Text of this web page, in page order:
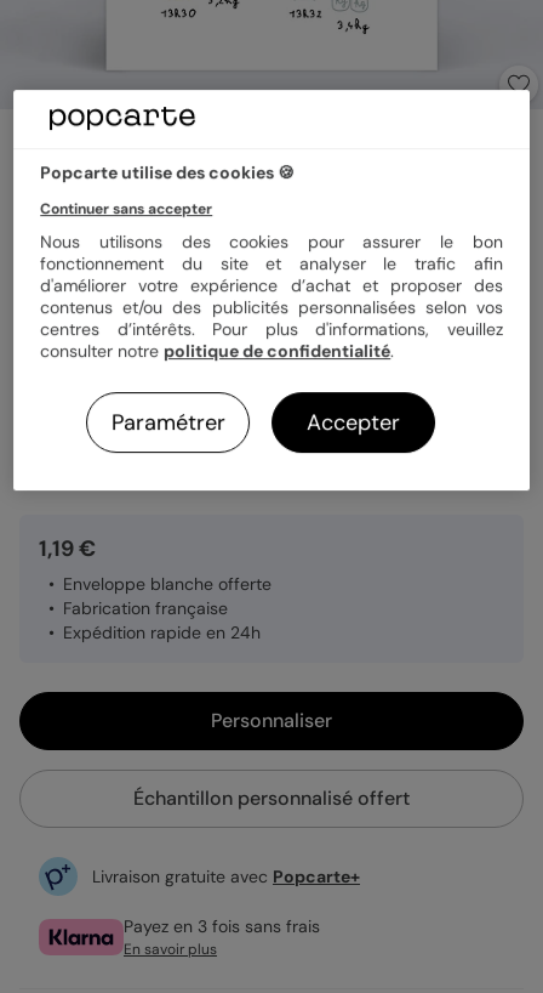
Alter Ego
Format 12x17 cm
Quantité Échantillon personnalisé
1,19 €
Enveloppe blanche offerte
Fabrication française
Expédition rapide en 24h
Personnaliser
Échantillon personnalisé offert
Livraison gratuite avec Popcarte+
Payez en 3 fois sans frais
En savoir plus
Popcarte utilise des cookies 🍪
Continuer sans accepter
Nous utilisons des cookies pour assurer le bon
fonctionnement du site et analyser le trafic afin
d'améliorer votre expérience d’achat et proposer des
contenus et/ou des publicités personnalisées selon vos
centres d’intérêts. Pour plus d'informations, veuillez
consulter notre politique de confidentialité.
Paramétrer Accepter